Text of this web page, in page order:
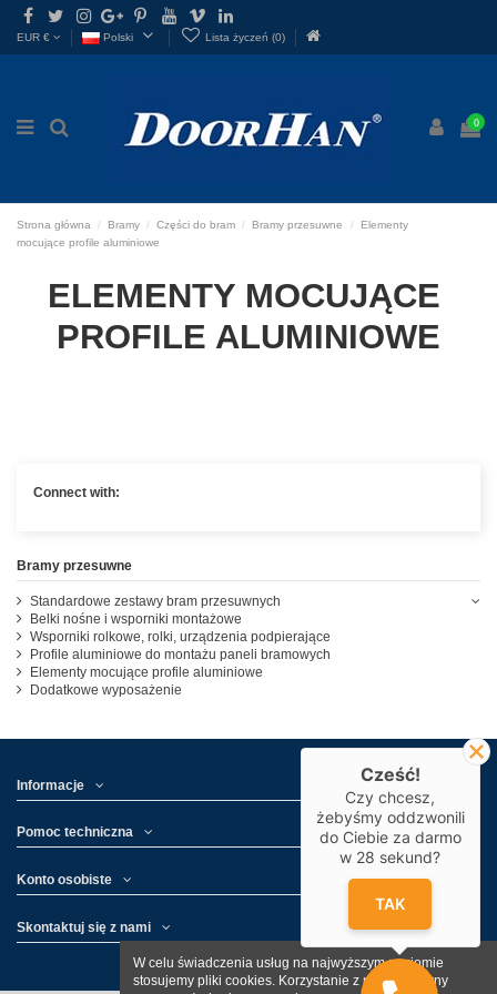
EUR € Polski Lista życzeń (0) 
0
Strona główna Bramy Części do bram Bramy przesuwne
Elementy
mocujące profile aluminiowe
ELEMENTY MOCUJĄCE
PROFILE ALUMINIOWE
Connect with:
Bramy przesuwne
Standardowe zestawy bram przesuwnych
Belki nośne i wsporniki montażowe
Wsporniki rolkowe, rolki, urządzenia podpierające
Profile aluminiowe do montażu paneli bramowych
Elementy mocujące profile aluminiowe
Dodatkowe wyposażenie
Informacje
Pomoc techniczna
Konto osobiste
Skontaktuj się z nami
W celu świadczenia usług na najwyższym poziomie
stosujemy pliki cookies. Korzystanie z naszej witryny
Cześć!
Czy chcesz,
żebyśmy oddzwonili
do Ciebie za darmo
w 28 sekund?
TAK